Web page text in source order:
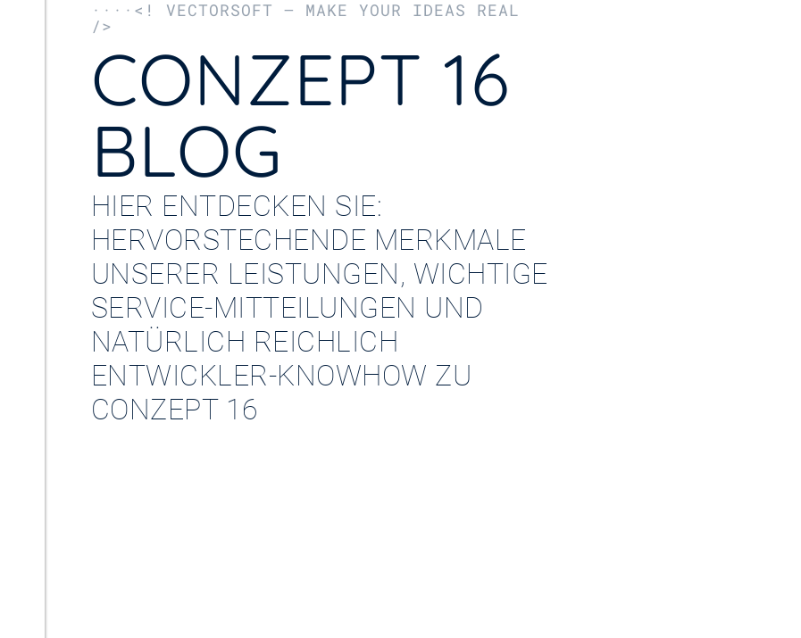
····<! VECTORSOFT – MAKE YOUR IDEAS REAL
/>
CONZEPT 16
BLOG
HIER ENTDECKEN SIE:
HERVORSTECHENDE MERKMALE
UNSERER LEISTUNGEN, WICHTIGE
SERVICE-MITTEILUNGEN UND
NATÜRLICH REICHLICH
ENTWICKLER-KNOWHOW ZU
CONZEPT 16